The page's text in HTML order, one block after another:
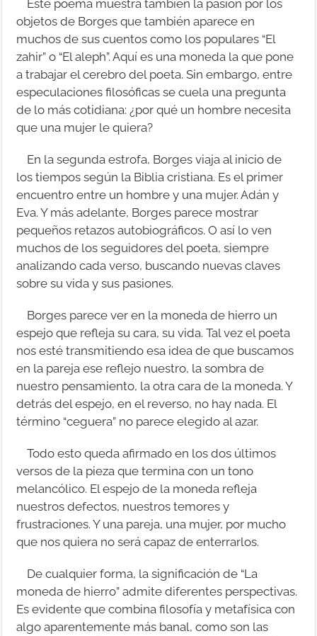
Este poema muestra también la pasión por los
objetos de Borges que también aparece en
muchos de sus cuentos como los populares “El
zahir” o “El aleph”. Aquí es una moneda la que pone
a trabajar el cerebro del poeta. Sin embargo, entre
especulaciones filosóficas se cuela una pregunta
de lo más cotidiana: ¿por qué un hombre necesita
que una mujer le quiera?
En la segunda estrofa, Borges viaja al inicio de
los tiempos según la Biblia cristiana. Es el primer
encuentro entre un hombre y una mujer. Adán y
Eva. Y más adelante, Borges parece mostrar
pequeños retazos autobiográficos. O así lo ven
muchos de los seguidores del poeta, siempre
analizando cada verso, buscando nuevas claves
sobre su vida y sus pasiones.
Borges parece ver en la moneda de hierro un
espejo que refleja su cara, su vida. Tal vez el poeta
nos esté transmitiendo esa idea de que buscamos
en la pareja ese reflejo nuestro, la sombra de
nuestro pensamiento, la otra cara de la moneda. Y
detrás del espejo, en el reverso, no hay nada. El
término “ceguera” no parece elegido al azar.
Todo esto queda afirmado en los dos últimos
versos de la pieza que termina con un tono
melancólico. El espejo de la moneda refleja
nuestros defectos, nuestros temores y
frustraciones. Y una pareja, una mujer, por mucho
que nos quiera no será capaz de enterrarlos.
De cualquier forma, la significación de “La
moneda de hierro” admite diferentes perspectivas.
Es evidente que combina filosofía y metafísica con
algo aparentemente más banal, como son las